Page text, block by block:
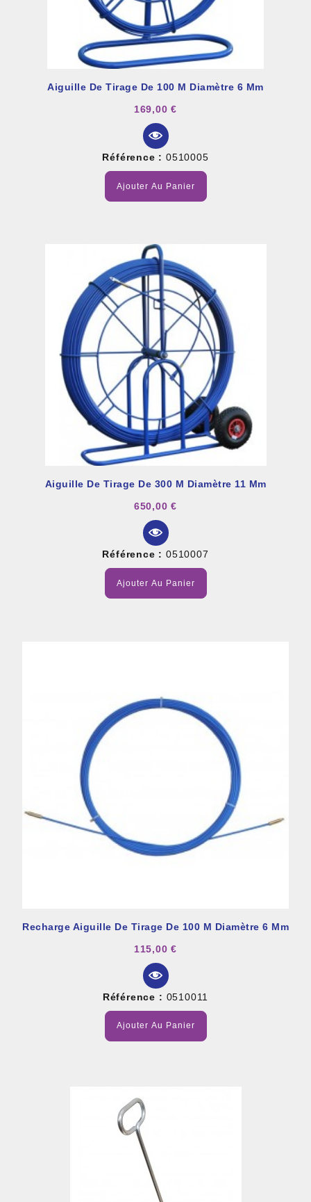
Aiguille De Tirage De 100 M Diamètre 6 Mm
169,00 €
Référence : 0510005
Ajouter Au Panier
Aiguille De Tirage De 300 M Diamètre 11 Mm
650,00 €
Référence : 0510007
Ajouter Au Panier
Recharge Aiguille De Tirage De 100 M Diamètre 6 Mm
115,00 €
Référence : 0510011
Ajouter Au Panier